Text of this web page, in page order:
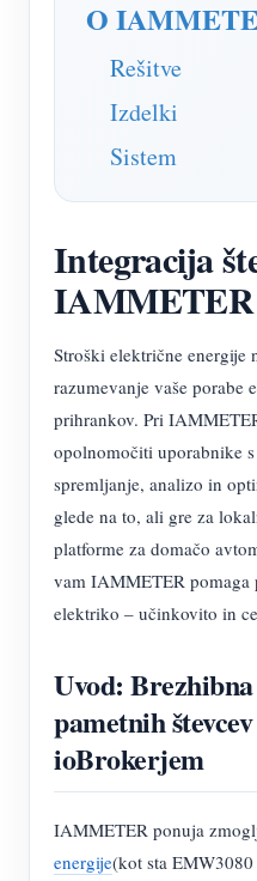
O
Rešitve
Izdelki
Sistem
Integracija
IAMMETER
Stroški električne energije
razumevanje vaše porabe
prihrankov. Pri
opolnomočiti uporabnike
spremljanje, analizo in
glede na to, ali gre za
platforme za domačo
vam IAMMETER pomaga
elektriko – učinkovito in
Uvod:
pametnih
ioBrokerjem
IAMMETER ponuja
energije(kot sta